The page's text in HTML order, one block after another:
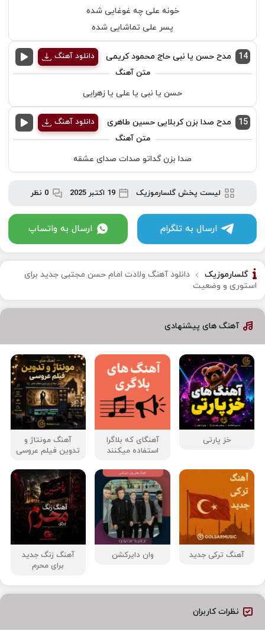
خونه علی چه غوغایی شده
پسر علی تماشایی شده
14 مدح حسن يا نبى حاج محمود كريمى دانلود آهنگ
حسن يا نبى يا على يا زهرايى
15 مدح صدا بزن کربلایی حسین طاهری دانلود آهنگ
صدا بزن گداتو صدات صدای عشقه
لیست پخش گلسارموزیک 19 اکتبر 2025 0 نظر
ارسال به تلگرام ارسال به واتساپ
گلسارموزیک
دانلود آهنگ ولادت امام حسن مجتبی جدید برای
استوری و وضعیت
آهنگ های پیشنهادی
خز پارتی
آهنگای که بلاگرا
استفاده میکنند
آهنگ مونتاژ و
تدوین فیلم عروسی
آهنگ ترکی جدید وان دایرکشن
آهنگ زنگ جدید
برای محرم
نظرات کاربران